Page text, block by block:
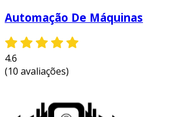
prazo.
entre em contato e solicite um orçamento
personalizado!
Automação De Máquinas
4.6
(10 avaliações)